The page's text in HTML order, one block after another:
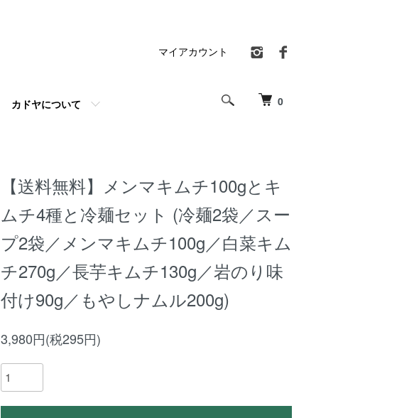
0
カドヤについて
マイアカウント
【送料無料】メンマキムチ100gとキ
ムチ4種と冷麺セット (冷麺2袋／スー
プ2袋／メンマキムチ100g／白菜キム
チ270g／長芋キムチ130g／岩のり味
付け90g／もやしナムル200g)
3,980円(税295円)